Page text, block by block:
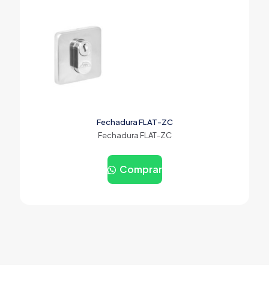
Fechadura FLAT-ZC
Fechadura FLAT-ZC
Comprar